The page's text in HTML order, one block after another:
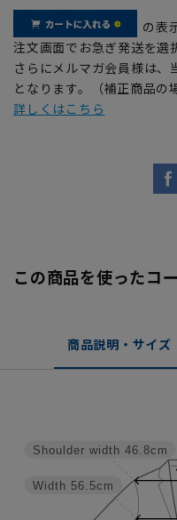
の表
注文画面でお急ぎ発送を選
さらにメルマガ会員様は
となります。（補正商品の
詳しくはこちら
この商品を使ったコ
商品説明・サイズ
Width 56.5cm
Shoulder width 46.8cm